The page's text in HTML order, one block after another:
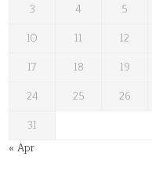
3
4 5
10
11 12
17
18 19
24
25 26
31
« Apr